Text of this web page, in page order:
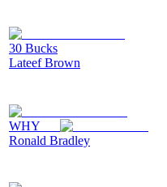
30 Bucks
Lateef Brown
WHY___
Ronald Bradley